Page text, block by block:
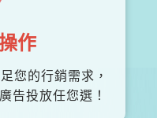
作
您的行銷需求，
告投放任您選！